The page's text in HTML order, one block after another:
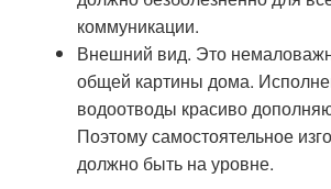
коммуникации.
Внешний вид. Это
общей картины дома.
водоотводы красиво
Поэтому самостоятельное
должно быть на уровне.